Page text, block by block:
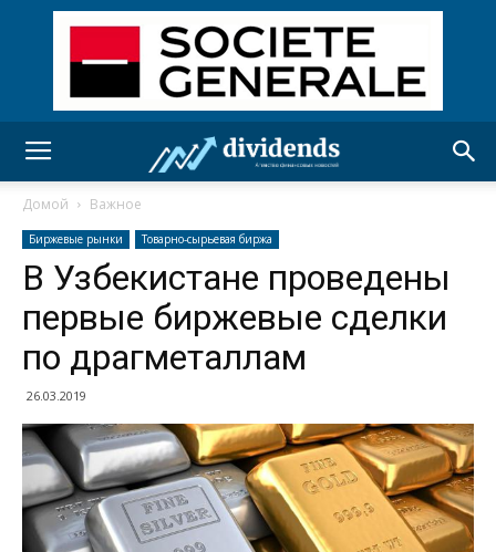
Домой Важное
Биржевые рынки Товарно-сырьевая биржа
В Узбекистане проведены
первые биржевые сделки
по драгметаллам
26.03.2019